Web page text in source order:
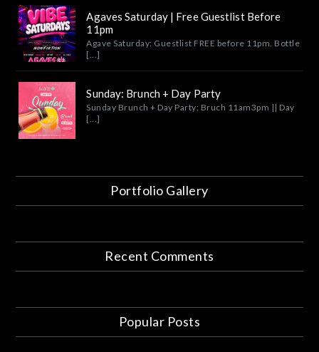
Agaves Saturday | Free Guestlist Before
11pm
Agave Saturday: Guestlist FREE before 11pm. Bottle
[...]
Sunday: Brunch + Day Party
Sunday Brunch + Day Party: Bruch 11am3pm || Day
[...]
Portfolio Gallery
Recent Comments
Popular Posts